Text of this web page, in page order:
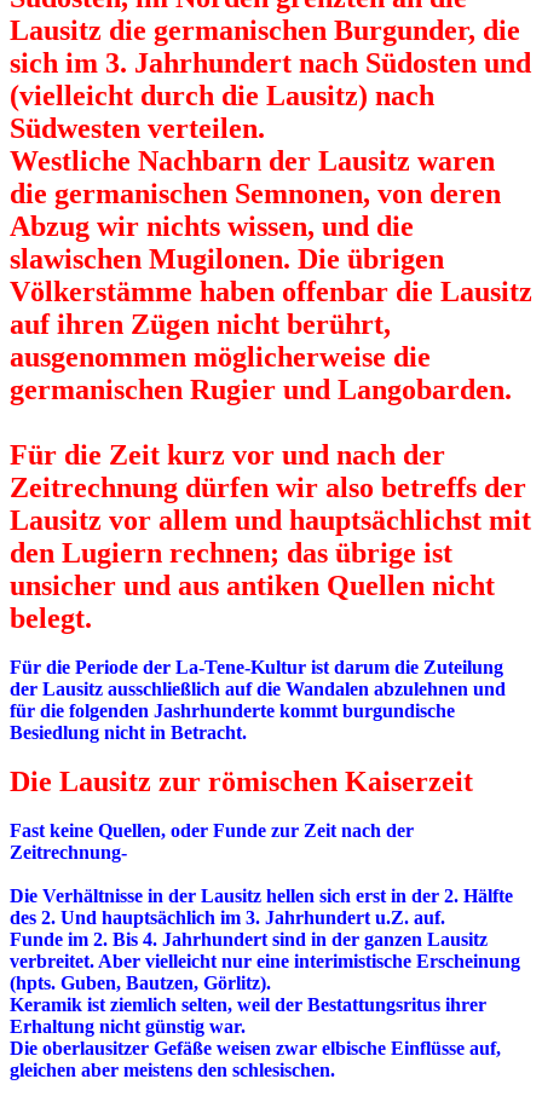
Lausitz die germanischen Burgunder, die
sich im 3. Jahrhundert nach Südosten und
(vielleicht durch die Lausitz) nach
Südwesten verteilen.
Westliche Nachbarn der Lausitz waren
die germanischen Semnonen, von deren
Abzug wir nichts wissen, und die
slawischen Mugilonen. Die übrigen
Völkerstämme haben offenbar die Lausitz
auf ihren Zügen nicht berührt,
ausgenommen möglicherweise die
germanischen Rugier und Langobarden.
Für die Zeit kurz vor und nach der
Zeitrechnung dürfen wir also betreffs der
Lausitz vor allem und hauptsächlichst mit
den Lugiern rechnen; das übrige ist
unsicher und aus antiken Quellen nicht
belegt.
Für die Periode der La-Tene-Kultur ist darum die Zuteilung
der Lausitz ausschließlich auf die Wandalen abzulehnen und
für die folgenden Jashrhunderte kommt burgundische
Besiedlung nicht in Betracht.
Die Lausitz zur römischen Kaiserzeit
Fast keine Quellen, oder Funde zur Zeit nach der
Zeitrechnung-
Die Verhältnisse in der Lausitz hellen sich erst in der 2. Hälfte
des 2. Und hauptsächlich im 3. Jahrhundert u.Z. auf.
Funde im 2. Bis 4. Jahrhundert sind in der ganzen Lausitz
verbreitet. Aber vielleicht nur eine interimistische Erscheinung
(hpts. Guben, Bautzen, Görlitz).
Keramik ist ziemlich selten, weil der Bestattungsritus ihrer
Erhaltung nicht günstig war.
Die oberlausitzer Gefäße weisen zwar elbische Einflüsse auf,
gleichen aber meistens den schlesischen.